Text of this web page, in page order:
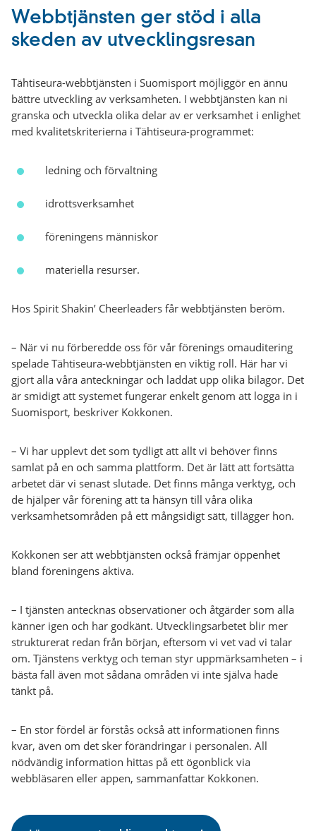
Webbtjänsten ger stöd i alla
skeden av utvecklingsresan
Tähtiseura-webbtjänsten i Suomisport möjliggör en ännu
bättre utveckling av verksamheten. I webbtjänsten kan ni
granska och utveckla olika delar av er verksamhet i enlighet
med kvalitetskriterierna i Tähtiseura-programmet:
ledning och förvaltning
idrottsverksamhet
föreningens människor
materiella resurser.
Hos Spirit Shakin’ Cheerleaders får webbtjänsten beröm.
– När vi nu förberedde oss för vår förenings omauditering
spelade Tähtiseura-webbtjänsten en viktig roll. Här har vi
gjort alla våra anteckningar och laddat upp olika bilagor. Det
är smidigt att systemet fungerar enkelt genom att logga in i
Suomisport, beskriver Kokkonen.
– Vi har upplevt det som tydligt att allt vi behöver finns
samlat på en och samma plattform. Det är lätt att fortsätta
arbetet där vi senast slutade. Det finns många verktyg, och
de hjälper vår förening att ta hänsyn till våra olika
verksamhetsområden på ett mångsidigt sätt, tillägger hon.
Kokkonen ser att webbtjänsten också främjar öppenhet
bland föreningens aktiva.
– I tjänsten antecknas observationer och åtgärder som alla
känner igen och har godkänt. Utvecklingsarbetet blir mer
strukturerat redan från början, eftersom vi vet vad vi talar
om. Tjänstens verktyg och teman styr uppmärksamheten – i
bästa fall även mot sådana områden vi inte själva hade
tänkt på.
– En stor fördel är förstås också att informationen finns
kvar, även om det sker förändringar i personalen. All
nödvändig information hittas på ett ögonblick via
webbläsaren eller appen, sammanfattar Kokkonen.